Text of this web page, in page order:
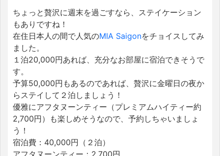
ちょっと贅沢に週末を過ごすなら、ステイケーション
もありですね！
在住日本人の間で人気のMIA Saigonをチョイスしてみ
ました。
１泊20,000円あれば、充分なお部屋に宿泊できそうで
す。
予算50,000円もあるのであれば、贅沢に金曜日の夜か
らステイして２泊しましょう！
優雅にアフタヌーンティー（プレミアムハイティー約
2,700円）も楽しめそうなので、予約しちゃいましょ
う！
宿泊費：40,000円（２泊）
アフタヌーンティー：2,700円